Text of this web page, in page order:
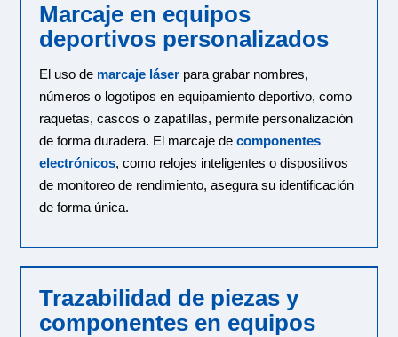
Marcaje en equipos
deportivos personalizados
El uso de marcaje láser para grabar nombres,
números o logotipos en equipamiento deportivo, como
raquetas, cascos o zapatillas, permite personalización
de forma duradera. El marcaje decomponentes
electrónicos, como relojes inteligentes o dispositivos
de monitoreo de rendimiento, asegura su identificación
de forma única.
Trazabilidad de piezas y
componentes en equipos